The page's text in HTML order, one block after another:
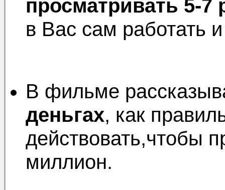
просматривать 5-7
в Вас сам работать
В фильме
деньгах, как
действовать,чтобы
миллион.